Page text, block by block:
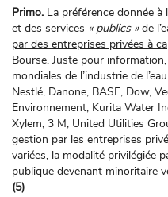
Primo. La préférence donnée à
et des services « publics »de
par des entreprises privées à
Bourse. Juste pour
mondiales de l’industrie de
Nestlé, Danone, BASF, Dow,
Environnement, Kurita Water
Xylem, 3 M, United Utilities
gestion par les entreprises
variées, la modalité privilégiée
publique devenant minoritaire
(5)